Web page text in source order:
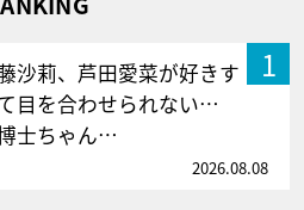
1
沙莉、芦田愛菜が好きす
目を合わせられない…
博士ちゃん…
2026.08.08